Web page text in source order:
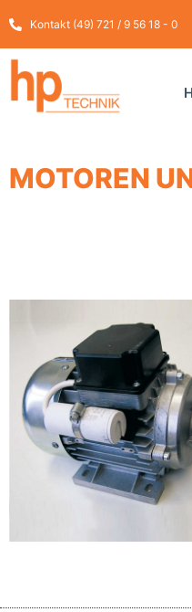
Kontakt (49) 721 / 9 56 18 - 0
MOTOREN